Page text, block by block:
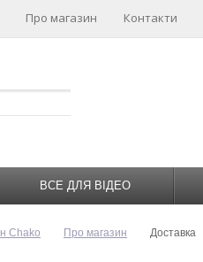
Про магазин Контакти
ВСЕ ДЛЯ ВІДЕО
Chako Про магазин Доставка